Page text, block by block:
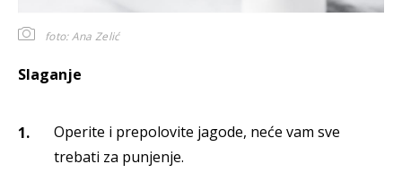
foto: Ana Zelić
Slaganje
Operite i prepolovite jagode, neće vam sve
trebati za punjenje.